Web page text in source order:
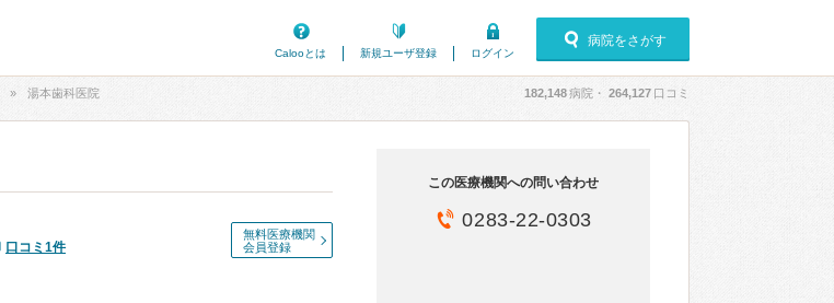
Calooとは
新規ユーザ登録 ログイン
病院をさがす
湯本歯科医院 182,148病院・ 264,127 口コミ
無料医療機関
会員登録
口コミ 1件
この医療機関への問い合わせ
0283-22-0303